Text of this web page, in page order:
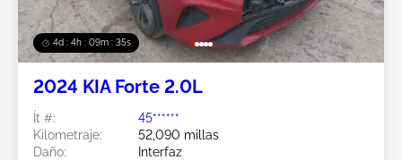
4d : 4h : 09m : 33s
2024 KIA Forte 2.0L
Ít #:
45******
Kilometraje:
52,090 millas
Daño:
Interfaz